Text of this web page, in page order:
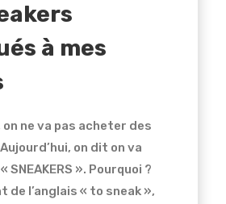
à mes
on ne va pas acheter des
on dit on va
SNEAKERS ». Pourquoi ?
de l’anglais « to sneak »,